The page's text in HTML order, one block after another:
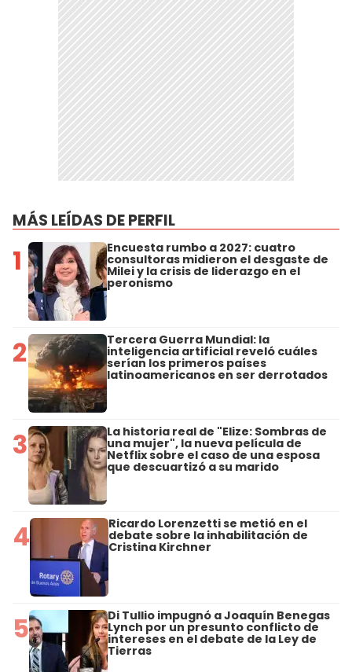
MÁS LEÍDAS DE PERFIL
1 Encuesta rumbo a 2027: cuatro
consultoras midieron el desgaste de
Milei y la crisis de liderazgo en el
peronismo
2 Tercera Guerra Mundial: la
inteligencia artificial reveló cuáles
serían los primeros países
latinoamericanos en ser derrotados
3 La historia real de "Elize: Sombras de
una mujer", la nueva película de
Netflix sobre el caso de una esposa
que descuartizó a su marido
4 Ricardo Lorenzetti se metió en el
debate sobre la inhabilitación de
Cristina Kirchner
5 Di Tullio impugnó a Joaquín Benegas
Lynch por un presunto conflicto de
intereses en el debate de la Ley de
Tierras